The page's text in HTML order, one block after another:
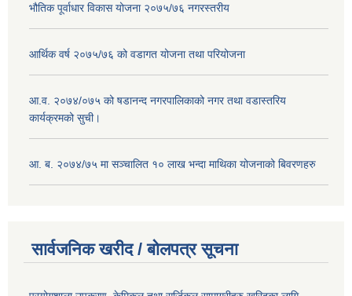
भौतिक पूर्वाधार विकास योजना २०७५/७६ नगरस्तरीय
आर्थिक वर्ष २०७५/७६ को वडागत योजना तथा परियोजना
आ.व. २०७४/०७५ को षडानन्द नगरपालिकाको नगर तथा वडास्तरिय
कार्यक्रमको सुची।
आ. ब. २०७४/७५ मा सञ्चालित १० लाख भन्दा माथिका योजनाको बिवरणहरु
सार्वजनिक खरीद / बोलपत्र सूचना